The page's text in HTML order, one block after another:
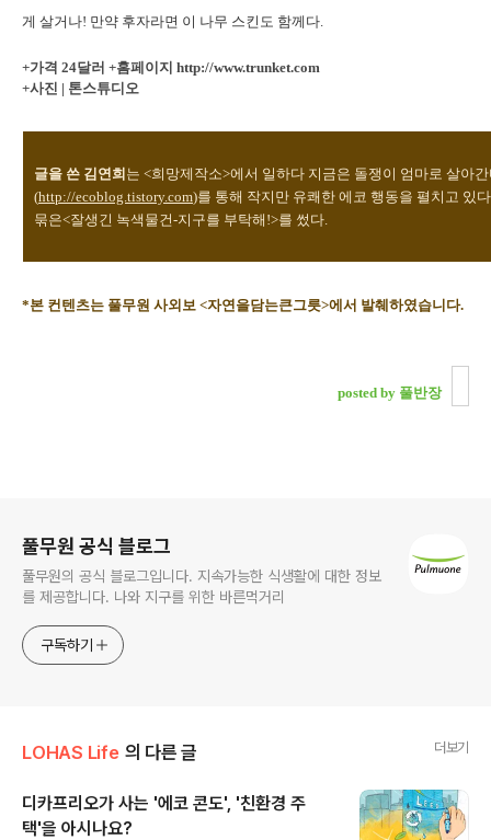
게 살거나! 만약 후자라면 이 나무 스킨도 함께다.
+가격 24달러 +홈페이지 http://www.trunket.com
+사진 | 톤스튜디오
글을 쓴 김연희 는 <희망제작소>에서 일하다 지금은 돌쟁이 엄마로 살아
(http://ecoblog.tistory.com)를 통해 작지만 유쾌한 에코 행동을 펼치고 있
묶은<잘생긴 녹색물건-지구를 부탁해!>를 썼다.
*본 컨텐츠는 풀무원 사외보 <자연을담는큰그릇>에서 발췌하였습니다.
posted by 풀반장
풀무원 공식 블로그
풀무원의 공식 블로그입니다. 지속가능한 식생활에 대한 정보
를 제공합니다. 나와 지구를 위한 바른먹거리
구독하기
LOHAS Life 의 다른 글 더보기
디카프리오가 사는 '에코 콘도', '친환경 주
택'을 아시나요?